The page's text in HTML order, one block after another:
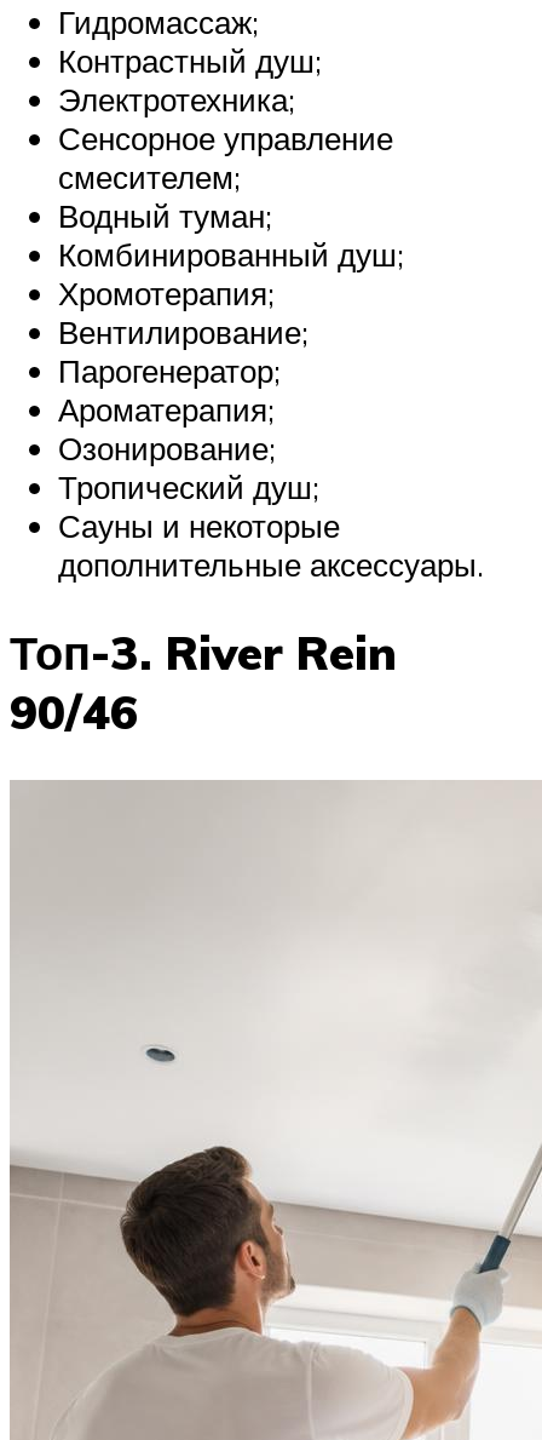
Гидромассаж;
Контрастный душ;
Электротехника;
Сенсорное управление
смесителем;
Водный туман;
Комбинированный душ;
Хромотерапия;
Вентилирование;
Парогенератор;
Ароматерапия;
Озонирование;
Тропический душ;
Сауны и некоторые
дополнительные аксессуары.
Топ-3. River Rein
90/46